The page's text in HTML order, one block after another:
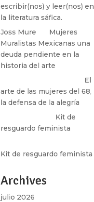
escribir(nos) y leer(nos) en
la literatura sáfica.
Joss Mure
Mujeres
Muralistas Mexicanas una
deuda pendiente en la
historia del arte
El
arte de las mujeres del 68,
la defensa de la alegría
Kit de
resguardo feminista
Kit de resguardo feminista
Archives
julio 2026